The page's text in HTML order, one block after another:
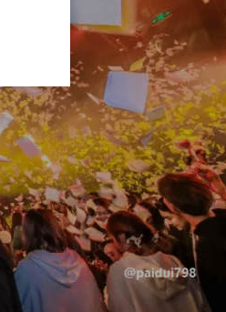
电影游戏主题 周年庆主题
毕业季主题派对 赛事类派对